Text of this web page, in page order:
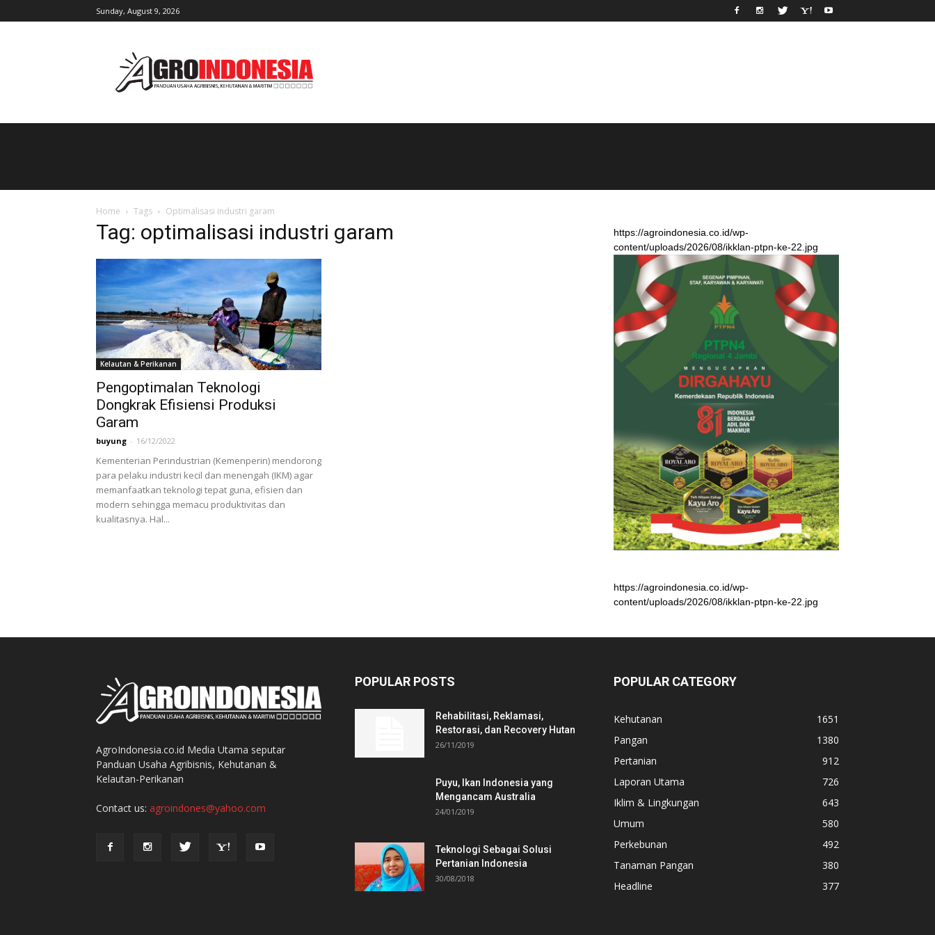
Sunday, August 9, 2026
Home Tags Optimalisasi industri garam
Tag: optimalisasi industri garam
Kelautan & Perikanan
Pengoptimalan Teknologi
Dongkrak Efisiensi Produksi
Garam
buyung - 16/12/2022
Kementerian Perindustrian (Kemenperin) mendorong
para pelaku industri kecil dan menengah (IKM) agar
memanfaatkan teknologi tepat guna, efisien dan
modern sehingga memacu produktivitas dan
kualitasnya. Hal...
https://agroindonesia.co.id/wp-
content/uploads/2026/08/ikklan-ptpn-ke-22.jpg
https://agroindonesia.co.id/wp-
content/uploads/2026/08/ikklan-ptpn-ke-22.jpg
AgroIndonesia.co.id Media Utama seputar
Panduan Usaha Agribisnis, Kehutanan &
Kelautan-Perikanan
Contact us: agroindones@yahoo.com
POPULAR POSTS
Rehabilitasi, Reklamasi,
Restorasi, dan Recovery Hutan
26/11/2019
Puyu, Ikan Indonesia yang
Mengancam Australia
24/01/2019
Teknologi Sebagai Solusi
Pertanian Indonesia
30/08/2018
POPULAR CATEGORY
Kehutanan
1651
Pangan
1380
Pertanian
912
Laporan Utama
726
Iklim & Lingkungan
643
Umum
580
Perkebunan
492
Tanaman Pangan
380
Headline
377